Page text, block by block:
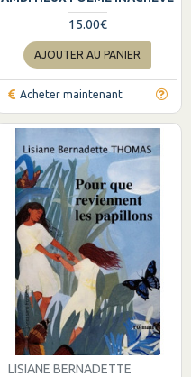
15.00€
AJOUTER AU PANIER
Acheter maintenant
LISIANE BERNADETTE